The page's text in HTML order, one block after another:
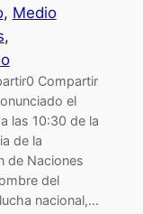
, Medio
Compartir
el
las 10:30 de la
de la
de Naciones
del
nacional,…